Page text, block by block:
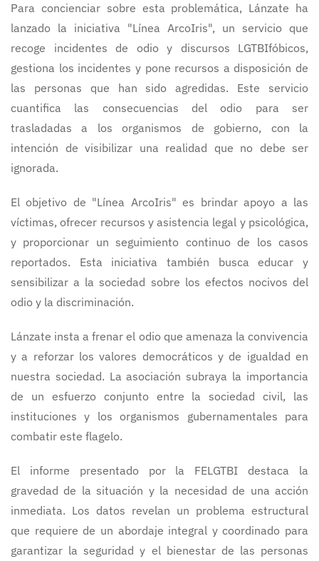
Para concienciar sobre esta problemática, Lánzate ha
lanzado la iniciativa "Línea ArcoIris", un servicio que
recoge incidentes de odio y discursos LGTBIfóbicos,
gestiona los incidentes y pone recursos a disposición de
las personas que han sido agredidas. Este servicio
cuantifica las consecuencias del odio para ser
trasladadas a los organismos de gobierno, con la
intención de visibilizar una realidad que no debe ser
ignorada.
El objetivo de "Línea ArcoIris" es brindar apoyo a las
víctimas, ofrecer recursos y asistencia legal y psicológica,
y proporcionar un seguimiento continuo de los casos
reportados. Esta iniciativa también busca educar y
sensibilizar a la sociedad sobre los efectos nocivos del
odio y la discriminación.
Lánzate insta a frenar el odio que amenaza la convivencia
y a reforzar los valores democráticos y de igualdad en
nuestra sociedad. La asociación subraya la importancia
de un esfuerzo conjunto entre la sociedad civil, las
instituciones y los organismos gubernamentales para
combatir este flagelo.
El informe presentado por la FELGTBI destaca la
gravedad de la situación y la necesidad de una acción
inmediata. Los datos revelan un problema estructural
que requiere de un abordaje integral y coordinado para
garantizar la seguridad y el bienestar de las personas